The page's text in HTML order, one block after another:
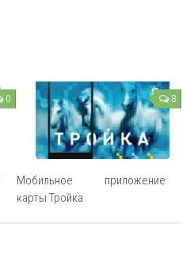
0 8
Мобильное приложение
карты Тройка